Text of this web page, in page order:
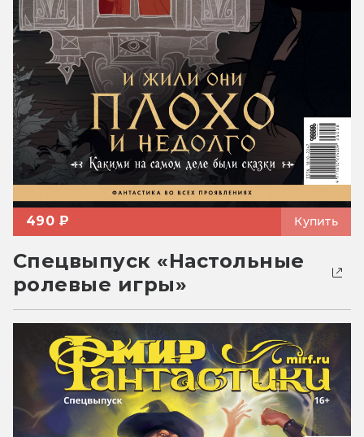
490 ₽ Купить
Спецвыпуск «Настольные
ролевые игры»